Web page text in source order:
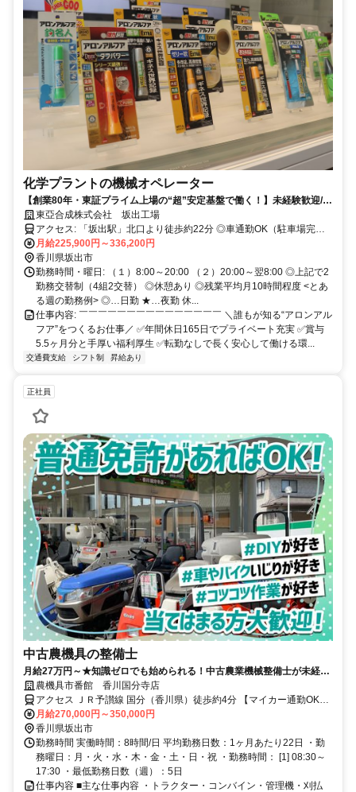
化学プラントの機械オペレーター
【創業80年・東証プライム上場の“超”安定基盤で働く！】未経験歓迎/年
休165日/残業月平均10h程度/昨年度賞与平均5.5ヶ月分/転勤なし/住宅手
当等あり
東亞合成株式会社 坂出工場
アクセス: 「坂出駅」北口より徒歩約22分 ◎車通勤OK（駐車場完
備）
月給225,900円～336,200円
香川県坂出市
勤務時間・曜日: （１）8:00～20:00 （２）20:00～翌8:00 ◎上記で2
勤務交替制（4組2交替） ◎休憩あり ◎残業平均月10時間程度 <とあ
る週の勤務例> ◎…日勤 ★…夜勤 休...
仕事内容: ￣￣￣￣￣￣￣￣￣￣￣￣￣￣￣ ＼誰もが知る“アロンアル
フア”をつくるお仕事／ ✅年間休日165日でプライベート充実 ✅賞与
5.5ヶ月分と手厚い福利厚生 ✅転勤なしで長く安心して働ける環...
交通費支給 シフト制 昇給あり
正社員
中古農機具の整備士
月給27万円～★知識ゼロでも始められる！中古農業機械整備士が未経験
～ベテランまで幅広く活躍しています！
農機具市番館 香川国分寺店
アクセス ＪＲ予讃線 国分（香川県）徒歩約4分 【マイカー通勤OK】
JR坂出駅～車で約15分、坂出IC～車で約10分
月給270,000円～350,000円
香川県坂出市
勤務時間 実働時間：8時間/日 平均勤務日数：1ヶ月あたり22日 ・勤
務曜日：月・火・水・木・金・土・日・祝 ・勤務時間： [1] 08:30～
17:30 ・最低勤務日数（週）：5日
仕事内容 ■主な仕事内容 ・トラクター・コンバイン・管理機・刈払